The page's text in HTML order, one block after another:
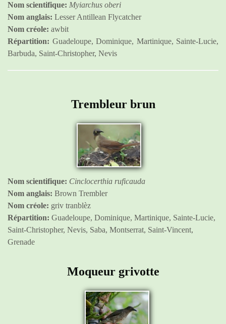
Nom scientifique: Myiarchus oberi
Nom anglais: Lesser Antillean Flycatcher
Nom créole: awbit
Répartition: Guadeloupe, Dominique, Martinique, Sainte-Lucie,
Barbuda, Saint-Christopher, Nevis
Trembleur brun
Nom scientifique: Cinclocerthia ruficauda
Nom anglais: Brown Trembler
Nom créole: griv tranblèz
Répartition: Guadeloupe, Dominique, Martinique, Sainte-Lucie,
Saint-Christopher, Nevis, Saba, Montserrat, Saint-Vincent,
Grenade
Moqueur grivotte